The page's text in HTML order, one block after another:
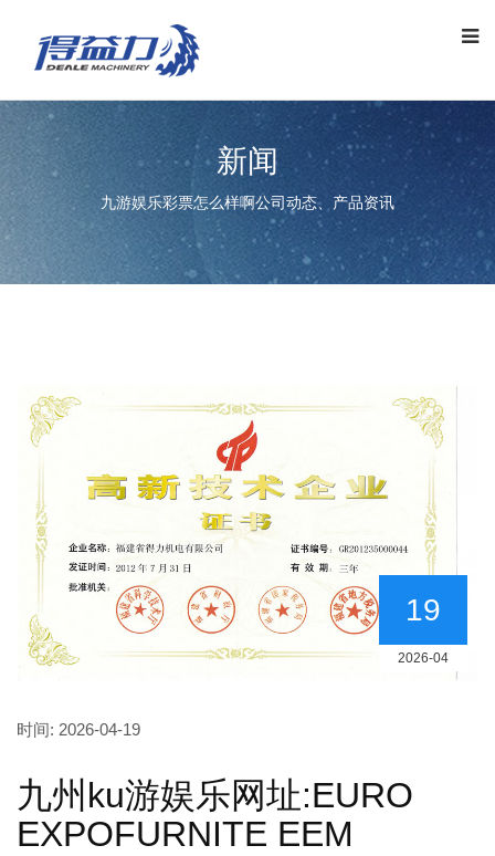
新闻
九游娱乐彩票怎么样啊公司动态、产品资讯
19
2026-04
时间: 2026-04-19
九州ku游娱乐网址:EURO
EXPOFURNITE EEM